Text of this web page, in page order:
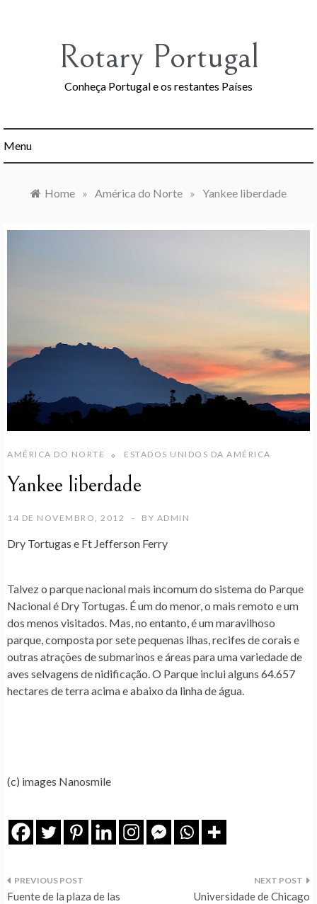
Rotary Portugal
Conheça Portugal e os restantes Países
Menu
Home » América do Norte » Yankee liberdade
AMÉRICA DO NORTE ESTADOS UNIDOS DA AMÉRICA
Yankee liberdade
14 DE NOVEMBRO, 2012 BY ADMIN
Dry Tortugas e Ft Jefferson Ferry
Talvez o parque nacional mais incomum do sistema do Parque
Nacional é Dry Tortugas. É um do menor, o mais remoto e um
dos menos visitados. Mas, no entanto, é um maravilhoso
parque, composta por sete pequenas ilhas, recifes de corais e
outras atrações de submarinos e áreas para uma variedade de
aves selvagens de nidificação. O Parque inclui alguns 64.657
hectares de terra acima e abaixo da linha de água.
(c) images Nanosmile
Navegação
Fuente de la plaza de las
Universidade de Chicago